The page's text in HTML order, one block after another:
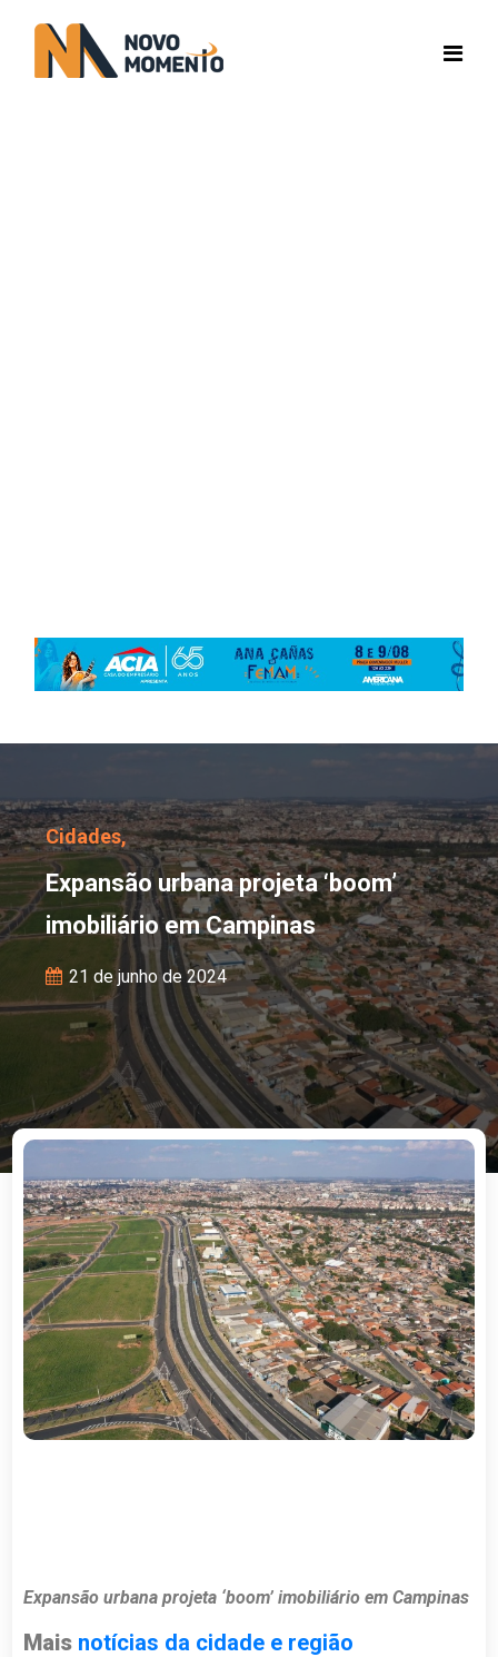
Expansão urbana
Cidades,
Expansão urbana projeta ‘boom’
imobiliário em Campinas
21 de junho de 2024
Expansão urbana projeta ‘boom’ imobiliário em Campinas
Mais notícias da cidade e região